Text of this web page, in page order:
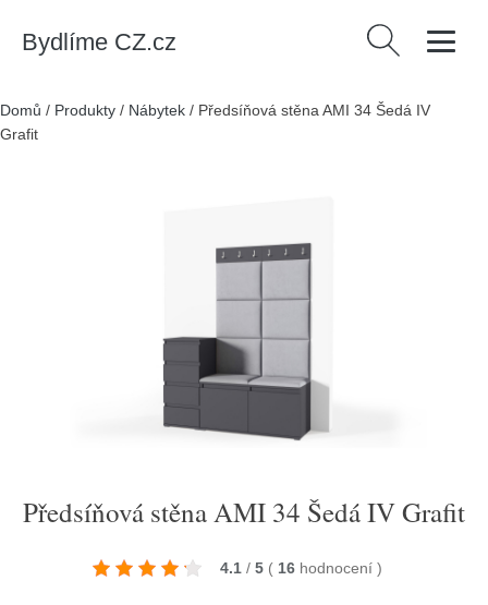
Bydlíme CZ.cz Vyhledávání
Domů / Produkty / Nábytek / Předsíňová stěna AMI 34 Šedá IV
Grafit
Předsíňová stěna AMI 34 Šedá IV Grafit
4.1 / 5 ( 16 hodnocení )